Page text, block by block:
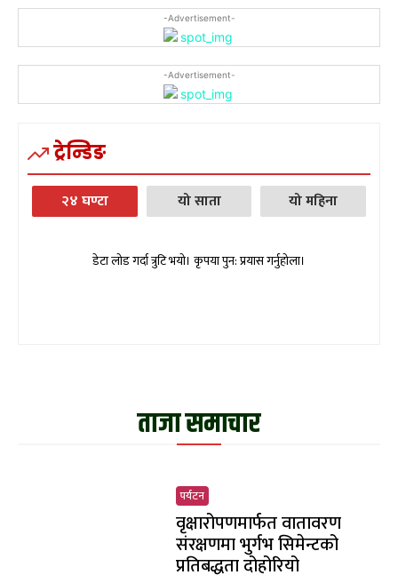
-Advertisement-
-Advertisement-
ट्रेन्डिङ
२४ घण्टा यो साता यो महिना
डेटा लोड गर्दा त्रुटि भयो। कृपया पुन: प्रयास गर्नुहोला।
ताजा समाचार
पर्यटन
वृक्षारोपणमार्फत वातावरण
संरक्षणमा भुर्गभ सिमेन्टको
प्रतिबद्धता दोहोरियो